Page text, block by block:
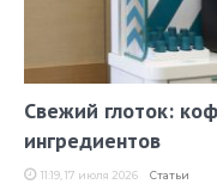
Свежий глоток:
ингредиентов
11:19, 17 июля 2026 Статьи